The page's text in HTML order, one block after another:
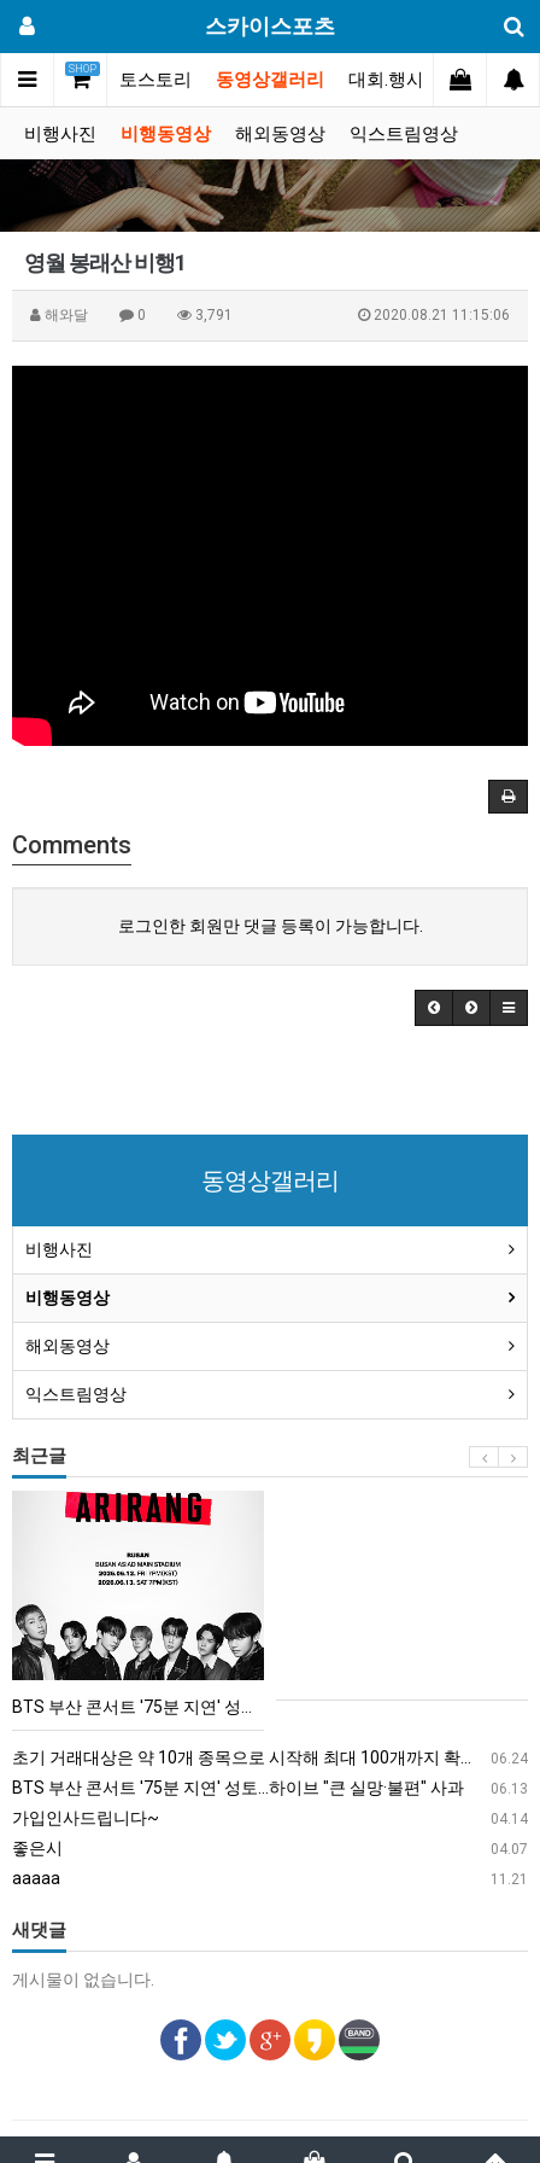
스카이스포츠
SHOP
커뮤니티 포토스토리 동영상갤러리 대회.행사 쇼핑몰
비행사진 비행동영상 해외동영상 익스트림영상
영월 봉래산 비행1
해와달 0 3,791 2020.08.21 11:15:06
Comments
로그인한 회원만 댓글 등록이 가능합니다.
동영상갤러리
비행사진
비행동영상
해외동영상
익스트림영상
최근글
서
트
'75
분
브
"큰
실
사
BTS 부산 콘서트 '75분 지연' 성토…하이브 "큰 실망·불편" 사과
06.24
초기 거래대상은 약 10개 종목으로 시작해 최대 100개까지 확대할 방침이다. 구체적인 거래 대상 ETF는 아직 확정되지 않았지만, 시장 대표성이나 거래량을 고려해 선정할 계획이다.
06.13
BTS 부산 콘서트 '75분 지연' 성토…하이브 "큰 실망·불편" 사과
04.14
가입인사드립니다~
04.07
좋은시
11.21
aaaaa
새댓글
게시물이 없습니다.